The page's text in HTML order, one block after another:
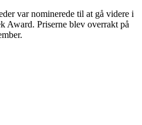
var nominerede til at gå videre i
Award. Priserne blev overrakt på